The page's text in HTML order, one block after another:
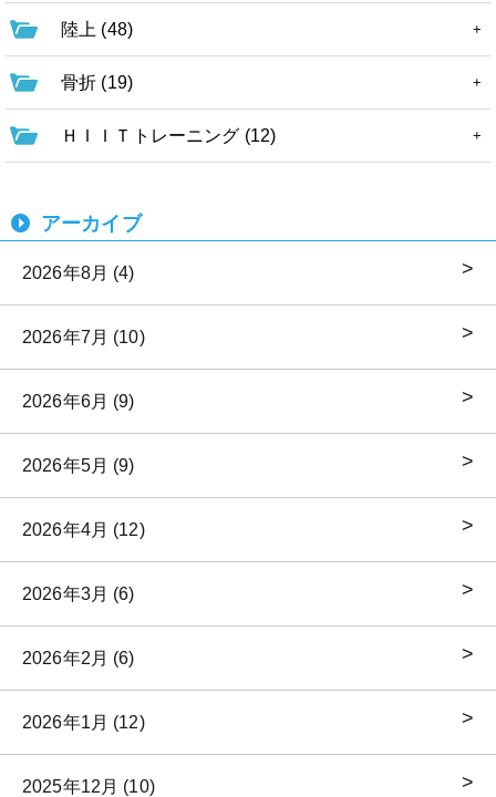
陸上 (48)
骨折 (19)
ＨＩＩＴトレーニング (12)
アーカイブ
2026年8月 (4)
2026年7月 (10)
2026年6月 (9)
2026年5月 (9)
2026年4月 (12)
2026年3月 (6)
2026年2月 (6)
2026年1月 (12)
2025年12月 (10)